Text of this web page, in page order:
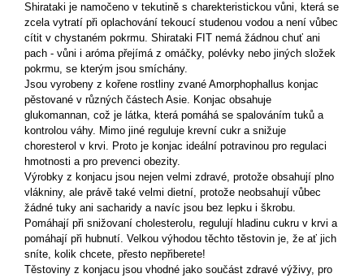
Shirataki je namočeno v tekutině s charekteristickou vůni, která se
zcela vytratí při oplachování tekoucí studenou vodou a není vůbec
cítit v chystaném pokrmu. Shirataki FIT nemá žádnou chuť ani
pach - vůni i aróma přejímá z omáčky, polévky nebo jiných složek
pokrmu, se kterým jsou smíchány.
Jsou vyrobeny z kořene rostliny zvané Amorphophallus konjac
pěstované v různých částech Asie. Konjac obsahuje
glukomannan, což je látka, která pomáhá se spalováním tuků a
kontrolou váhy. Mimo jiné reguluje krevní cukr a snižuje
choresterol v krvi. Proto je konjac ideální potravinou pro regulaci
hmotnosti a pro prevenci obezity.
Výrobky z konjacu jsou nejen velmi zdravé, protože obsahují plno
vlákniny, ale právě také velmi dietní, protože neobsahují vůbec
žádné tuky ani sacharidy a navíc jsou bez lepku i škrobu.
Pomáhají při snižovaní cholesterolu, regulují hladinu cukru v krvi a
pomáhají při hubnutí. Velkou výhodou těchto těstovin je, že ať jich
sníte, kolik chcete, přesto nepřiberete!
Těstoviny z konjacu jsou vhodné jako součást zdravé výživy, pro